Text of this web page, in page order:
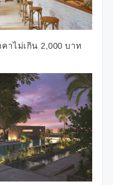
าไม่เกิน 2,000 บาท